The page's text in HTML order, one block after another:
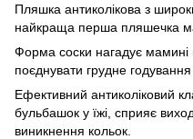
Пляшка антиколікова з
найкраща перша пляшечка
Форма соски нагадує мамині
поєднувати грудне
Ефективний антиколіковий
бульбашок у їжі, сприяє
виникнення кольок.